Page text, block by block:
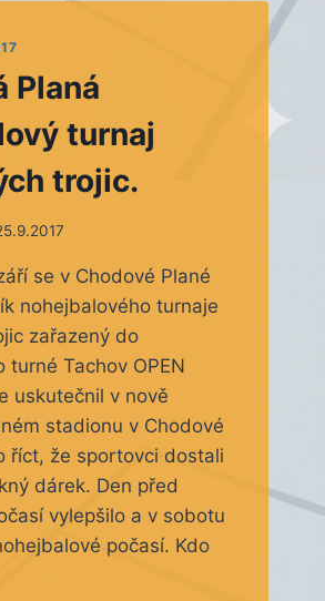
Planá
turnaj
trojic.
se v Chodové Plané
nohejbalového turnaje
zařazený do
turné Tachov OPEN
uskutečnil v nově
stadionu v Chodové
říct, že sportovci dostali
dárek. Den před
vylepšilo a v sobotu
počasí. Kdo